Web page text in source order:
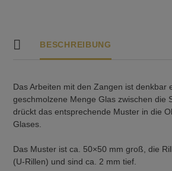
BESCHREIBUNG
Das Arbeiten mit den Zangen ist denkbar
geschmolzene Menge Glas zwischen die
drückt das entsprechende Muster in die
Glases.
Das Muster ist ca. 50×50 mm groß, die
(U-Rillen) und sind ca. 2 mm tief.